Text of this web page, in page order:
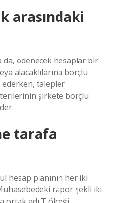
arasındaki
da, ödenecek hesaplar bir
alacaklılarına borçlu
ederken, talepler
şirkete borçlu
tarafa
hesap planının her iki
rapor şekli iki